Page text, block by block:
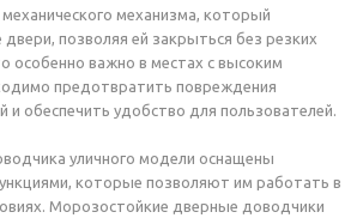
механического механизма, который
позволяя ей закрыться без резких
особенно важно в местах с высоким
предотвратить повреждения
и обеспечить удобство для пользователей.
уличного модели оснащены
которые позволяют им работать в
Морозостойкие дверные доводчики